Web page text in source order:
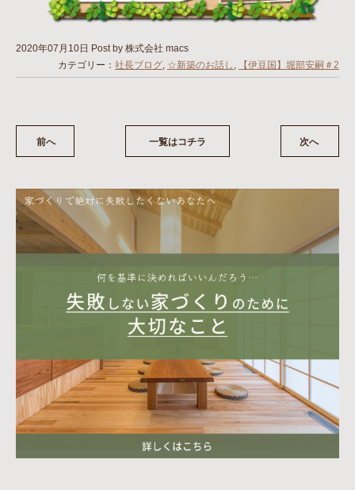
2020年07月10日 Post by 株式会社 macs
カテゴリー： 社長ブログ ☆新築のお話し 【伊豆国】堀部安嗣＃2
前へ 一覧はコチラ 次へ